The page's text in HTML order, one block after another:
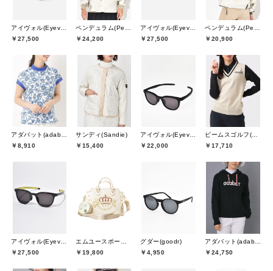
￥27,500
￥24,200
￥27,500
￥20,900
￥8,910
サンディ(Sandie)
￥15,400
￥22,000
￥17,710
￥27,500
￥19,800
グダー(goodr)
￥4,950
￥24,750